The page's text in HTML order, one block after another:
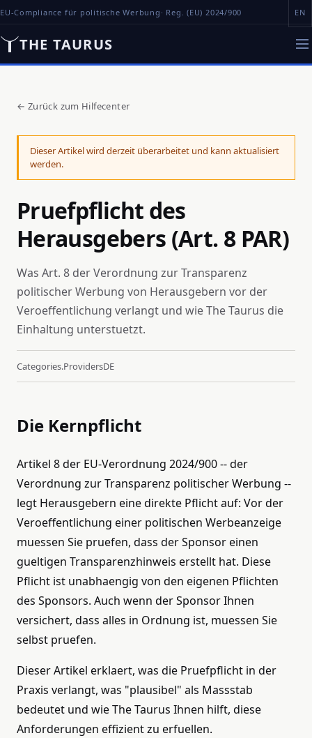
EU-Compliance für politische Werbung · Reg. (EU) 2024/900 EN
THE TAURUS
← Zurück zum Hilfecenter
Dieser Artikel wird derzeit überarbeitet und kann aktualisiert
werden.
Pruefpflicht des
Herausgebers (Art. 8 PAR)
Was Art. 8 der Verordnung zur Transparenz
politischer Werbung von Herausgebern vor der
Veroeffentlichung verlangt und wie The Taurus die
Einhaltung unterstuetzt.
Categories.providersDE
Die Kernpflicht
Artikel 8 der EU-Verordnung 2024/900 -- der
Verordnung zur Transparenz politischer Werbung --
legt Herausgebern eine direkte Pflicht auf: Vor der
Veroeffentlichung einer politischen Werbeanzeige
muessen Sie pruefen, dass der Sponsor einen
gueltigen Transparenzhinweis erstellt hat. Diese
Pflicht ist unabhaengig von den eigenen Pflichten
des Sponsors. Auch wenn der Sponsor Ihnen
versichert, dass alles in Ordnung ist, muessen Sie
selbst pruefen.
Dieser Artikel erklaert, was die Pruefpflicht in der
Praxis verlangt, was "plausibel" als Massstab
bedeutet und wie The Taurus Ihnen hilft, diese
Anforderungen effizient zu erfuellen.